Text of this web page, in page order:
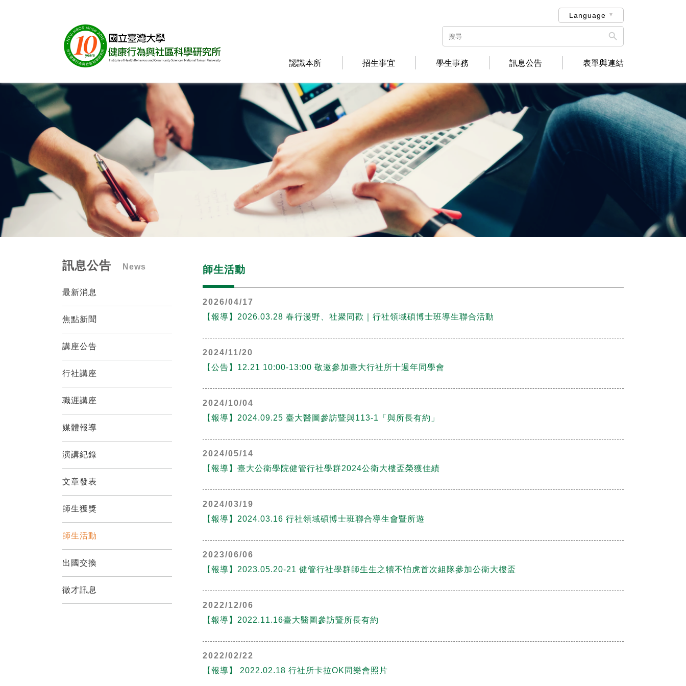
Language

認識本所 招生事宜 學生事務 訊息公告 表單與連結
訊息公告 News
最新消息
焦點新聞
講座公告
行社講座
職涯講座
媒體報導
演講紀錄
文章發表
師生獲獎
師生活動
出國交換
徵才訊息
師生活動
2026/04/17
【報導】2026.03.28 春行漫野、社聚同歡｜行社領域碩博士班導生聯合活動
2024/11/20
【公告】12.21 10:00-13:00 敬邀參加臺大行社所十週年同學會
2024/10/04
【報導】2024.09.25 臺大醫圖參訪暨與113-1「與所長有約」
2024/05/14
【報導】臺大公衛學院健管行社學群2024公衛大樓盃榮獲佳績
2024/03/19
【報導】2024.03.16 行社領域碩博士班聯合導生會暨所遊
2023/06/06
【報導】2023.05.20-21 健管行社學群師生生之犢不怕虎首次組隊參加公衛大樓盃
2022/12/06
【報導】2022.11.16臺大醫圖參訪暨所長有約
2022/02/22
【報導】 2022.02.18 行社所卡拉OK同樂會照片